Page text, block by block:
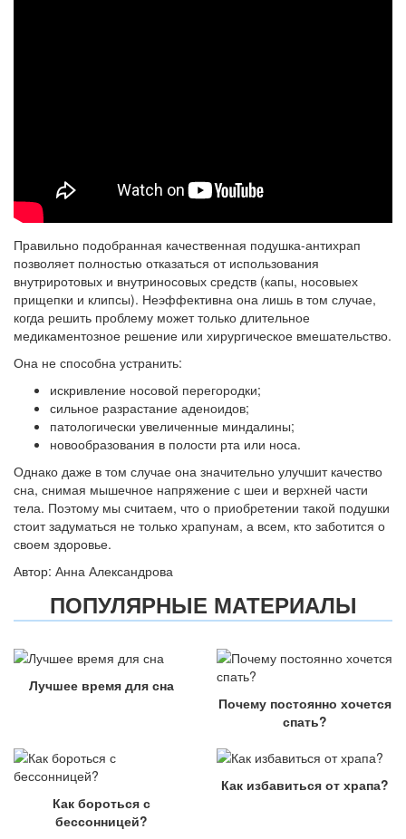
Правильно подобранная качественная подушка-антихрап
позволяет полностью отказаться от использования
внутриротовых и внутриносовых средств (капы, носовыех
прищепки и клипсы). Неэффективна она лишь в том случае,
когда решить проблему может только длительное
медикаментозное решение или хирургическое вмешательство.
Она не способна устранить:
искривление носовой перегородки;
сильное разрастание аденоидов;
патологически увеличенные миндалины;
новообразования в полости рта или носа.
Однако даже в том случае она значительно улучшит качество
сна, снимая мышечное напряжение с шеи и верхней части
тела. Поэтому мы считаем, что о приобретении такой подушки
стоит задуматься не только храпунам, а всем, кто заботится о
своем здоровье.
Автор: Анна Александрова
ПОПУЛЯРНЫЕ МАТЕРИАЛЫ
Лучшее время для сна
Почему постоянно хочется
спать?
Как бороться с
бессонницей?
Как избавиться от храпа?